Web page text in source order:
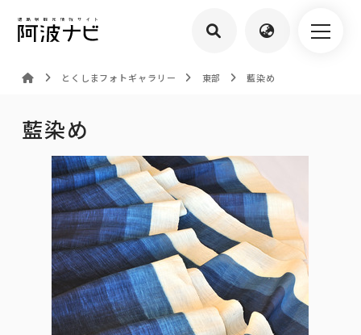
とくしまフォトギャラリー 東部 藍染め
藍染め